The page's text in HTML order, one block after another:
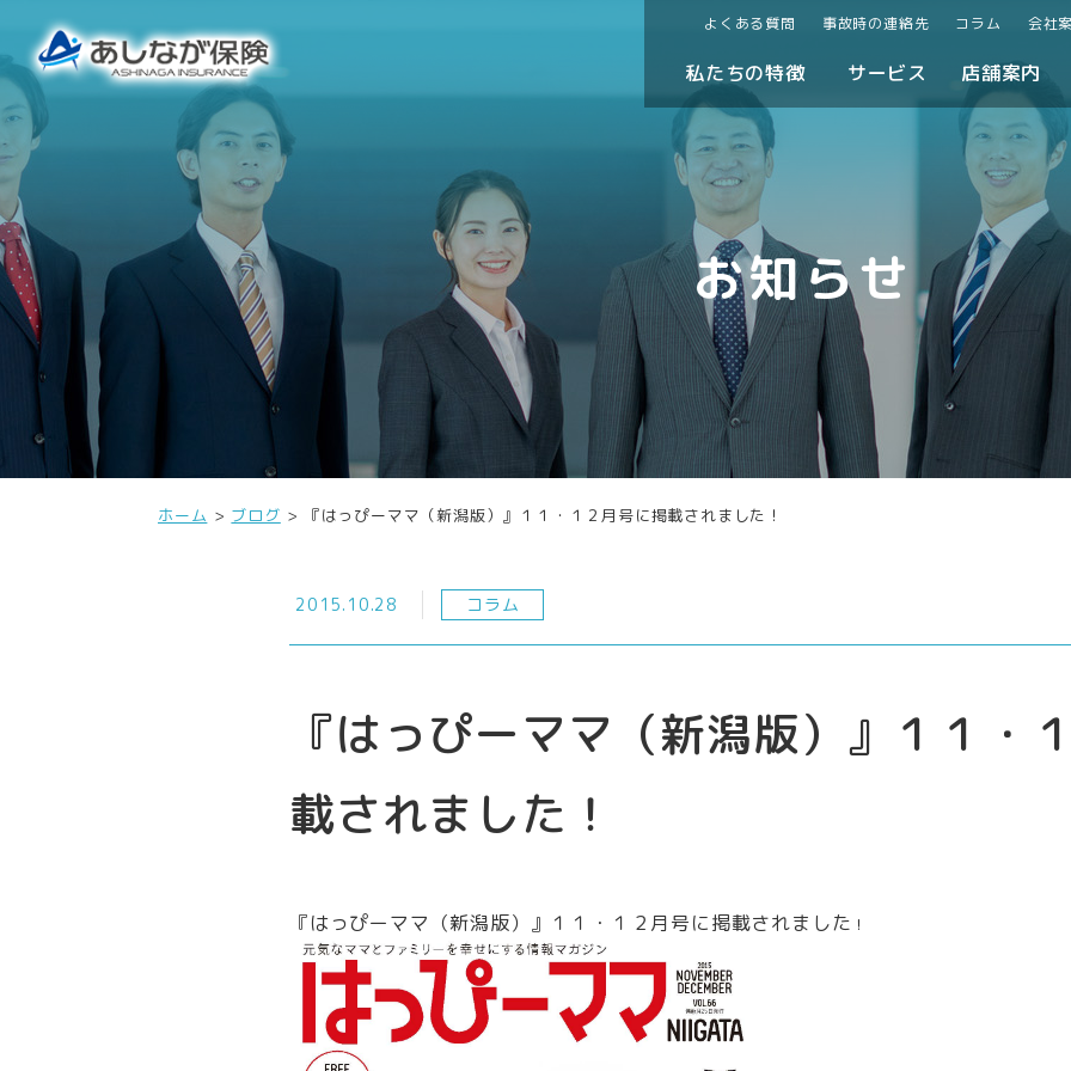
よくある質問 事故時の連絡先 コラム 会社
私たちの特徴 サービス 店舗案内
お知らせ
ホーム ブログ 『はっぴーママ（新潟版）』１１・１２月号に掲載されました！
2015.10.28 コラム
『はっぴーママ（新潟版）』１１・
載されました！
『はっぴーママ（新潟版）』１１・１２月号に掲載されました ！